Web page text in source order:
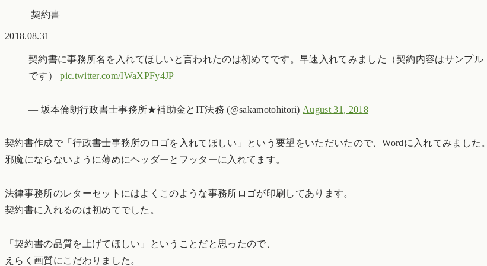
契約書
2018.08.31
契約書に事務所名を入れてほしいと言われたのは初めてです。早速入れてみました（契約内容はサンプル
です）pic.twitter.com/IWaXPFy4JP
— 坂本倫朗行政書士事務所★補助金とIT法務 (@sakamotohitori) August 31, 2018
契約書作成で「行政書士事務所のロゴを入れてほしい」という要望をいただいたので、Wordに入れてみました。
邪魔にならないように薄めにヘッダーとフッターに入れてます。
法律事務所のレターセットにはよくこのような事務所ロゴが印刷してあります。
契約書に入れるのは初めてでした。
「契約書の品質を上げてほしい」ということだと思ったので、
えらく画質にこだわりました。